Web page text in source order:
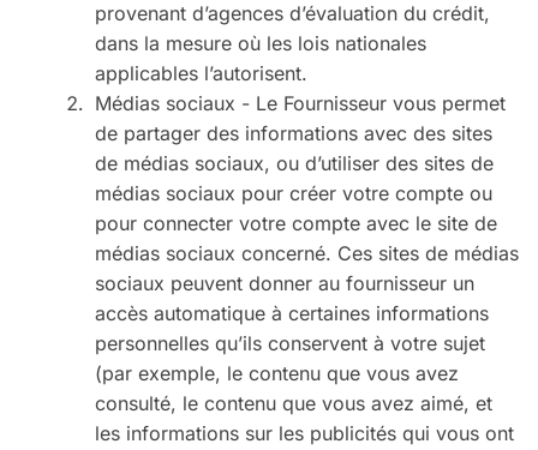
provenant d’agences d’évaluation du crédit,
dans la mesure où les lois nationales
applicables l’autorisent.
Médias sociaux - Le Fournisseur vous permet
de partager des informations avec des sites
de médias sociaux, ou d’utiliser des sites de
médias sociaux pour créer votre compte ou
pour connecter votre compte avec le site de
médias sociaux concerné. Ces sites de médias
sociaux peuvent donner au fournisseur un
accès automatique à certaines informations
personnelles qu’ils conservent à votre sujet
(par exemple, le contenu que vous avez
consulté, le contenu que vous avez aimé, et
les informations sur les publicités qui vous ont